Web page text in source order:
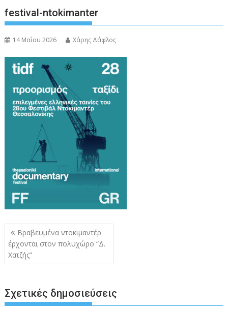
festival-ntokimanter
14 Μαΐου 2026 Χάρης Δάφλος
Πλοήγηση
άρθρων
Βραβευμένα ντοκιμαντέρ
έρχονται στον πολυχώρο “Δ.
Χατζής”
Σχετικές δημοσιεύσεις